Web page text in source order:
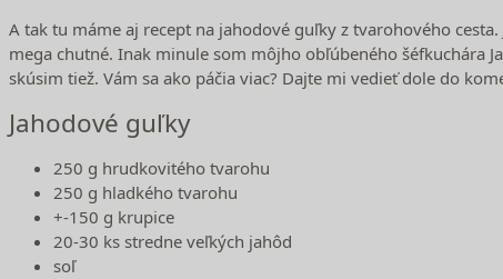
A tak tu máme aj recept na jahodové guľky z tvarohového
mega chutné. Inak minule som môjho obľúbeného šéfkuchára
skúsim tiež. Vám sa ako páčia viac? Dajte mi vedieť dole do
Jahodové guľky
250 g hrudkovitého tvarohu
250 g hladkého tvarohu
+-150 g krupice
20-30 ks stredne veľkých jahôd
soľ